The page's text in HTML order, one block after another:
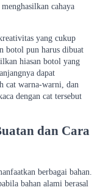
cahaya
yang cukup
botol pun harus dibuat
hiasan botol yang
dapat
cat warna-warni, dan
dengan cat tersebut
dan Cara
berbagai bahan.
bahan alami berasal